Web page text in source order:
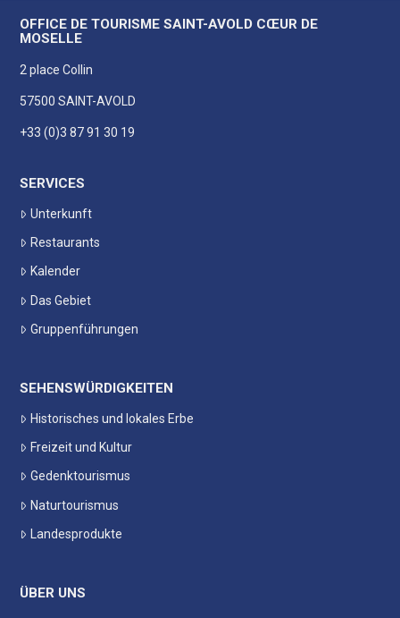
OFFICE DE TOURISME SAINT-AVOLD CŒUR DE
MOSELLE
2 place Collin
57500 SAINT-AVOLD
+33 (0)3 87 91 30 19
SERVICES
Unterkunft
Restaurants
Kalender
Das Gebiet
Gruppenführungen
SEHENSWÜRDIGKEITEN
Historisches und lokales Erbe
Freizeit und Kultur
Gedenktourismus
Naturtourismus
Landesprodukte
ÜBER UNS